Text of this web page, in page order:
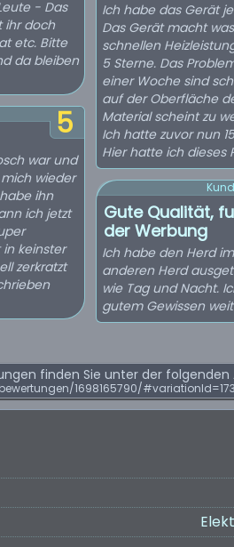
ihr doch
etc. Bitte
da bleiben
5
war und
wieder
ihn
ich jetzt
keinster
zerkratzt
Ich habe das Gerät
Das Gerät macht
schnellen
5 Sterne. Das
einer Woche sind
auf der Oberfläche
Material scheint zu
Ich hatte zuvor nun
Hier hatte ich dieses
Gute Qualität,
der Werbung
Ich habe den Herd
anderen Herd
wie Tag und Nacht.
gutem Gewissen
finden Sie unter der folgenden
1698165790/